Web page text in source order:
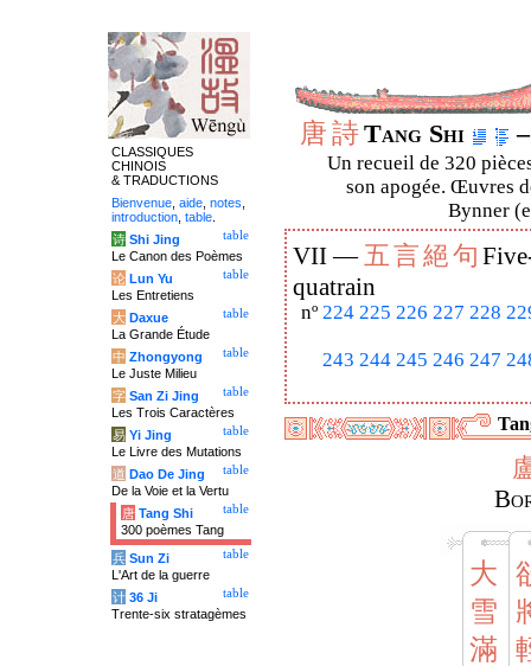
唐詩Tang Shi
Un recueil de 320
son apogée. Œuvres
Bynner
VII —五言絕句
quatrain
nº 224 225 226 227 228
243 244 245 246 247
大
雪
滿
CLASSIQUES
CHINOIS
& TRADUCTIONS
Bienvenue aide notes
introduction table
table
诗 Shi Jing
Le Canon des Poèmes
table
论 Lun Yu
Les Entretiens
table
大 Daxue
La Grande Étude
table
中 Zhongyong
Le Juste Milieu
table
字 San Zi Jing
Les Trois Caractères
table
易 Yi Jing
Le Livre des Mutations
table
道 Dao De Jing
De la Voie et la Vertu
table
唐 Tang Shi
300 poèmes Tang
table
兵 Sun Zi
L'Art de la guerre
table
计 36 Ji
Trente-six stratagèmes